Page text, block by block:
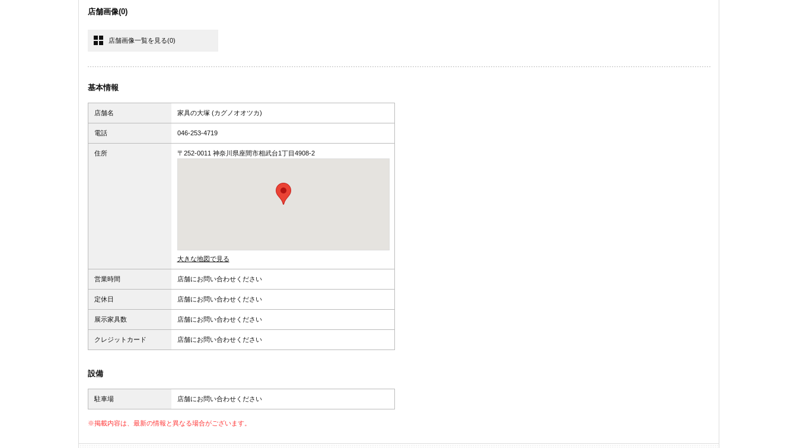
店舗画像(0)
店舗画像一覧を見る(0)
基本情報
店舗名 家具の大塚 (カグノオオツカ)
電話 046-253-4719
住所 〒252-0011 神奈川県座間市相武台1丁目4908-2
大きな地図で見る
営業時間 店舗にお問い合わせください
定休日 店舗にお問い合わせください
展示家具数 店舗にお問い合わせください
クレジットカード 店舗にお問い合わせください
設備
駐車場 店舗にお問い合わせください
※掲載内容は、最新の情報と異なる場合がございます。